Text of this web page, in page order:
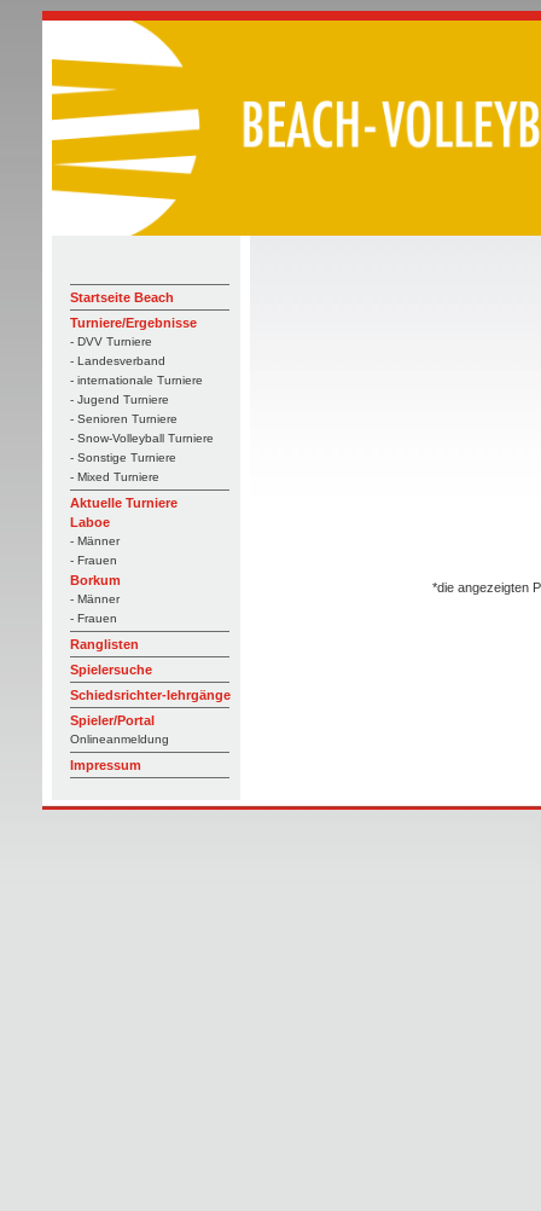
Startseite Beach
Turniere/Ergebnisse
- DVV Turniere
- Landesverband
- internationale Turniere
- Jugend Turniere
- Senioren Turniere
- Snow-Volleyball Turniere
- Sonstige Turniere
- Mixed Turniere
Aktuelle Turniere
Laboe
- Männer
- Frauen
Borkum
- Männer
- Frauen
Ranglisten
Spielersuche
Schiedsrichter-lehrgänge
Spieler/Portal
Onlineanmeldung
Impressum
*die angezeigten